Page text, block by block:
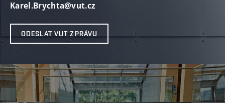
Karel.Brychta@vut.cz
ODESLAT VUT ZPRÁVU